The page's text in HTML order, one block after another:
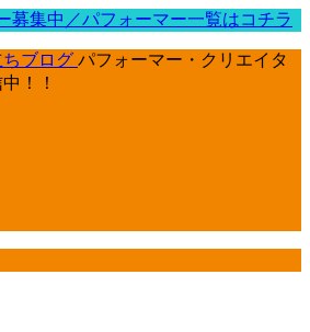
募集中／パフォーマー一覧はコチラ
パフォーマー・クリエイタ
！！